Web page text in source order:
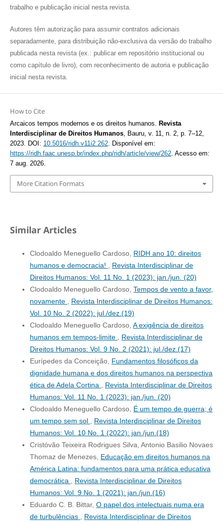
trabalho e publicação inicial nesta revista.
Autores têm autorização para assumir contratos adicionais
separadamente, para distribuição não-exclusiva da versão do trabalho
publicada nesta revista (ex.: publicar em repositório institucional ou
como capítulo de livro), com reconhecimento de autoria e publicação
inicial nesta revista.
How to Cite
Arcaicos tempos modernos e os direitos humanos. Revista
Interdisciplinar de Direitos Humanos, Bauru, v. 11, n. 2, p. 7–12,
2023. DOI: 10.5016/ridh.v11i2.262. Disponível em:
https://ridh.faac.unesp.br/index.php/ridh/article/view/262. Acesso em:
7 aug. 2026.
More Citation Formats
Similar Articles
Clodoaldo Meneguello Cardoso, RIDH ano 10: direitos
humanos e democracia!
Revista Interdisciplinar de
Direitos Humanos: Vol. 11 No. 1 (2023): jan./jun. (20)
Clodoaldo Meneguello Cardoso, Tempos de vento a favor,
novamente
Revista Interdisciplinar de Direitos Humanos:
Vol. 10 No. 2 (2022): jul./dez.(19)
Clodoaldo Meneguello Cardoso, A exigência de direitos
humanos em tempos-limite
Revista Interdisciplinar de
Direitos Humanos: Vol. 9 No. 2 (2021): jul./dez.(17)
Eurípedes da Conceição, Fundamentos filosóficos da
dignidade humana e dos direitos humanos na perspectiva
ética de Adela Cortina
Revista Interdisciplinar de Direitos
Humanos: Vol. 11 No. 1 (2023): jan./jun. (20)
Clodoaldo Meneguello Cardoso, É um tempo de guerra; é
um tempo sem sol
Revista Interdisciplinar de Direitos
Humanos: Vol. 10 No. 1 (2022): jan./jun.(18)
Cristóvão Teixeira Rodrigues Silva, Antonio Basilio Novaes
Thomaz de Menezes, Educação em direitos humanos na
América Latina: fundamentos para uma prática educativa
democrática
Revista Interdisciplinar de Direitos
Humanos: Vol. 9 No. 1 (2021): jan./jun.(16)
Eduardo C. B. Bittar, O papel dos intelectuais numa era
de turbulências
Revista Interdisciplinar de Direitos